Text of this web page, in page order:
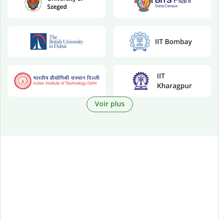
Voir plus